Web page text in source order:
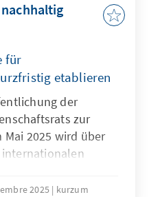
für
etablieren
der
zur
2025 wird über
Jahren im
2025 kurzum